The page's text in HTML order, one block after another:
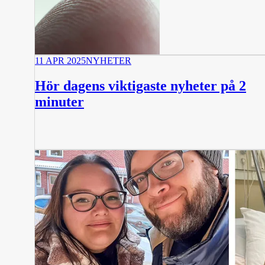
11 APR 2025NYHETER
Hör dagens viktigaste nyheter på 2
minuter